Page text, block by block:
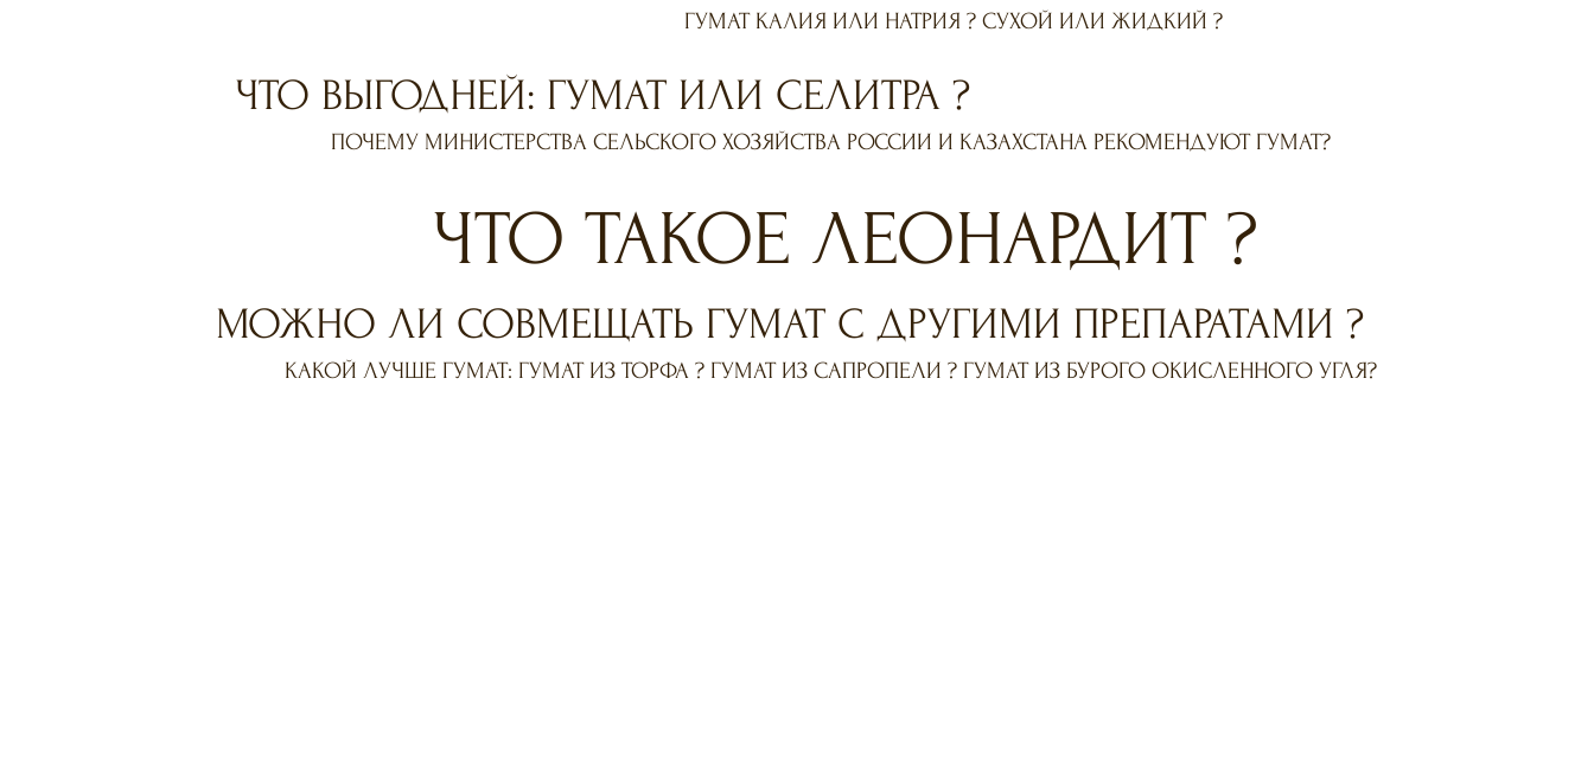
ГУМАТ КАЛИЯ ИЛИ НАТРИЯ ? СУХОЙ ИЛИ ЖИДКИЙ ?
ЧТО ВЫГОДНЕЙ: ГУМАТ ИЛИ СЕЛИТРА ?
ПОЧЕМУ МИНИСТЕРСТВА СЕЛЬСКОГО ХОЗЯЙСТВА РОССИИ И КАЗАХСТАНА РЕКОМЕНДУЮТ ГУМАТ?
ЧТО ТАКОЕ ЛЕОНАРДИТ ?
МОЖНО ЛИ СОВМЕЩАТЬ ГУМАТ С ДРУГИМИ ПРЕПАРАТАМИ ?
КАКОЙ ЛУЧШЕ ГУМАТ: ГУМАТ ИЗ ТОРФА ? ГУМАТ ИЗ САПРОПЕЛИ ? ГУМАТ ИЗ БУРОГО ОКИСЛЕННОГО УГЛЯ?